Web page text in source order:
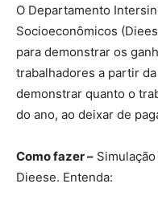
O Departamento
Socioeconômicos
para demonstrar os
trabalhadores a partir
demonstrar quanto o
do ano, ao deixar de
Como fazer –
Dieese. Entenda: